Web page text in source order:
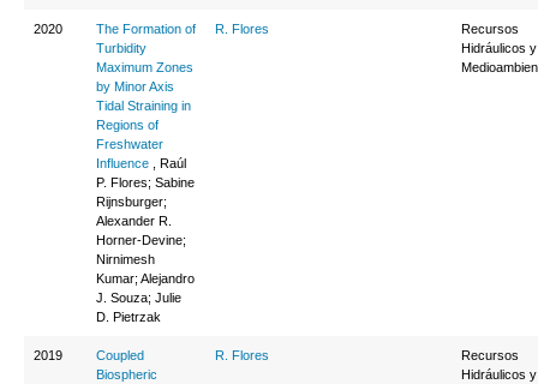
2020
The Formation of
Turbidity
Maximum Zones
by Minor Axis
Tidal Straining in
Regions of
Freshwater
Influence , Raúl
P. Flores; Sabine
Rijnsburger;
Alexander R.
Horner-Devine;
Nirnimesh
Kumar; Alejandro
J. Souza; Julie
D. Pietrzak
R. Flores
Recursos
Hidráulicos y
2019
Coupled
Biospheric
R. Flores
Recursos
Hidráulicos y